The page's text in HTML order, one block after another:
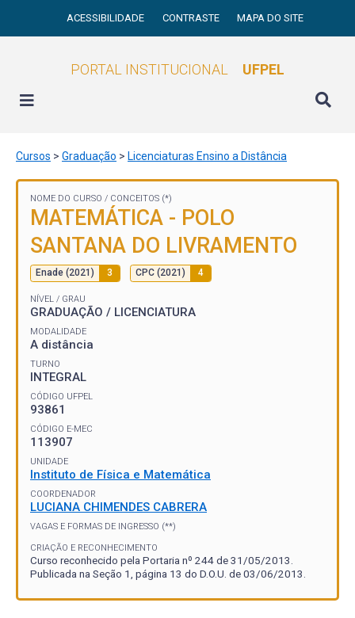
ACESSIBILIDADE CONTRASTE MAPA DO SITE
PORTAL INSTITUCIONAL UFPEL
Cursos > Graduação > Licenciaturas Ensino a Distância
NOME DO CURSO / CONCEITOS (*)
MATEMÁTICA - POLO
SANTANA DO LIVRAMENTO
Enade (2021) 3 CPC (2021) 4
NÍVEL / GRAU
GRADUAÇÃO / LICENCIATURA
MODALIDADE
A distância
TURNO
INTEGRAL
CÓDIGO UFPEL
93861
CÓDIGO E-MEC
113907
UNIDADE
Instituto de Física e Matemática
COORDENADOR
LUCIANA CHIMENDES CABRERA
VAGAS E FORMAS DE INGRESSO (**)
CRIAÇÃO E RECONHECIMENTO
Curso reconhecido pela Portaria nº 244 de 31/05/2013.
Publicada na Seção 1, página 13 do D.O.U. de 03/06/2013.